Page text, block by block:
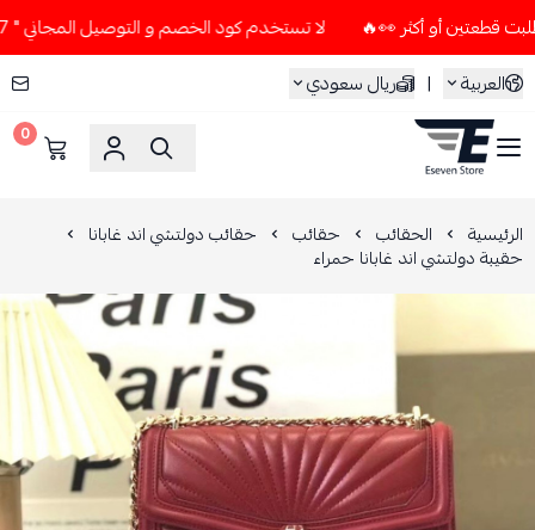
لا تستخدم كود الخصم و التوصيل المجاني " N7 " إلا إذا طلبت قطعتين أو أكثر 👀🔥
العربية
| ريال سعودي
ESEVEN STORE
0
الرئيسية الحقائب حقائب حقائب دولتشي اند غابانا
حقيبة دولتشي اند غابانا حمراء